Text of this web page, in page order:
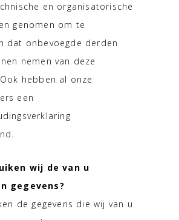
en organisatorische
genomen om te
dat onbevoegde derden
nemen van deze
hebben al onze
een
wij de van u
gegevens?
de gegevens die wij van u